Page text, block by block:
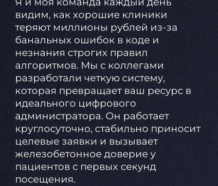
видим, как хорошие клиники
теряют миллионы рублей из-за
банальных ошибок в коде и
незнания строгих правил
алгоритмов. Мы с коллегами
разработали четкую систему,
которая превращает ваш ресурс в
идеального цифрового
администратора. Он работает
круглосуточно, стабильно приносит
целевые заявки и вызывает
железобетонное доверие у
пациентов с первых секунд
посещения.